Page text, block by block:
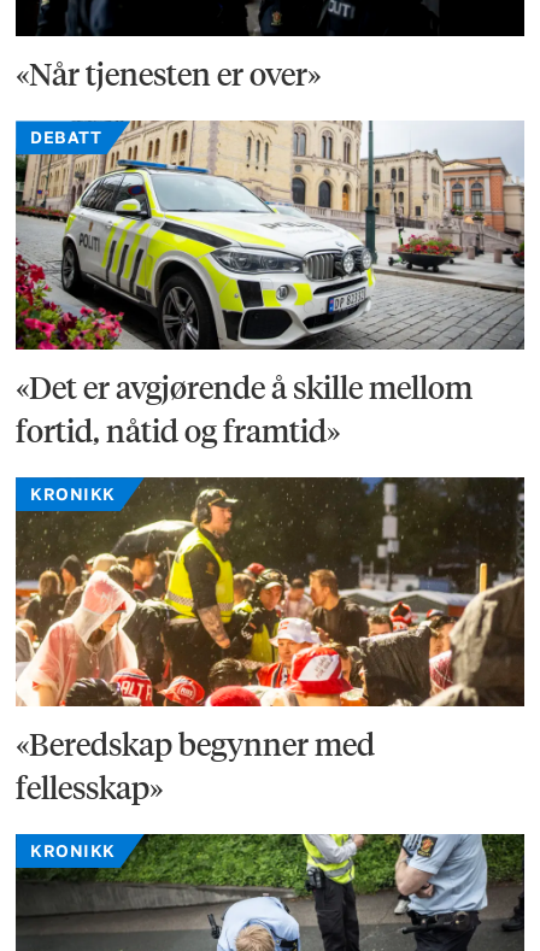
«Når tjenesten er over»
DEBATT
«Det er avgjørende å skille mellom
fortid, nåtid og framtid»
KRONIKK
«Beredskap begynner med
fellesskap»
KRONIKK